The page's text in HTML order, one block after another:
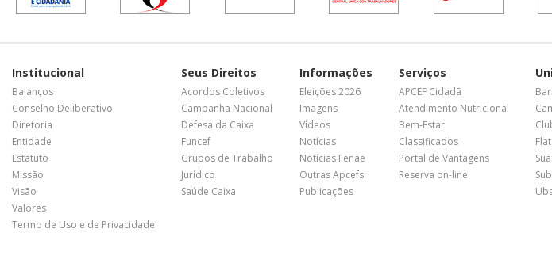
Institucional
Balanços
Conselho Deliberativo
Diretoria
Entidade
Estatuto
Missão
Visão
Valores
Termo de Uso e de Privacidade
Seus Direitos
Acordos Coletivos
Campanha Nacional
Defesa da Caixa
Funcef
Grupos de Trabalho
Jurídico
Saúde Caixa
Informações
Eleições 2026
Imagens
Vídeos
Notícias
Notícias Fenae
Outras Apcefs
Publicações
Serviços
APCEF Cidadã
Atendimento Nutricional
Bem-Estar
Classificados
Portal de Vantagens
Reserva on-line